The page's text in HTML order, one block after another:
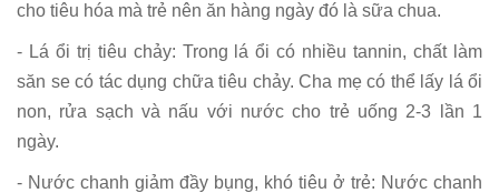
cho tiêu hóa mà trẻ nên ăn hàng ngày đó là sữa chua.
- Lá ổi trị tiêu chảy: Trong lá ổi có nhiều tannin, chất làm
săn se có tác dụng chữa tiêu chảy. Cha mẹ có thể lấy lá ổi
non, rửa sạch và nấu với nước cho trẻ uống 2-3 lần 1
ngày.
- Nước chanh giảm đầy bụng, khó tiêu ở trẻ: Nước chanh